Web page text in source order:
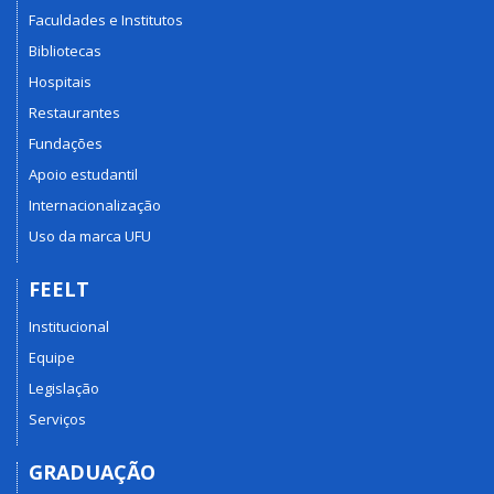
Faculdades e Institutos
Bibliotecas
Hospitais
Restaurantes
Fundações
Apoio estudantil
Internacionalização
Uso da marca UFU
FEELT
Institucional
Equipe
Legislação
Serviços
GRADUAÇÃO